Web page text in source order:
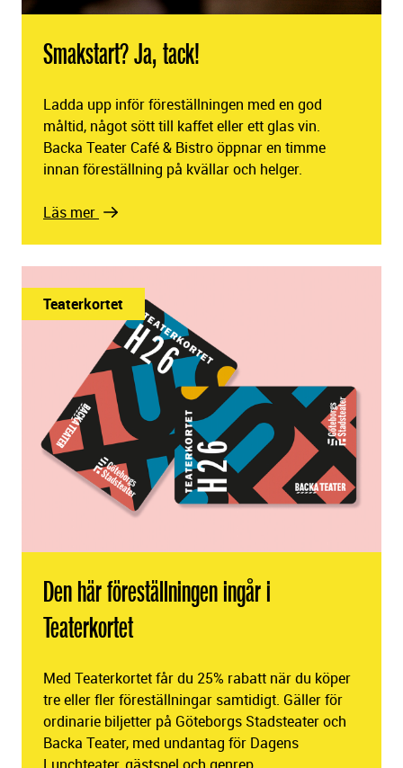
Smakstart? Ja, tack!
Ladda upp inför föreställningen med en god
måltid, något sött till kaffet eller ett glas vin.
Backa Teater Café & Bistro öppnar en timme
innan föreställning på kvällar och helger.
Läs mer
Den här föreställningen ingår i
Teaterkortet
Teaterkortet
Med Teaterkortet får du 25% rabatt när du köper
tre eller fler föreställningar samtidigt. Gäller för
ordinarie biljetter på Göteborgs Stadsteater och
Backa Teater, med undantag för Dagens